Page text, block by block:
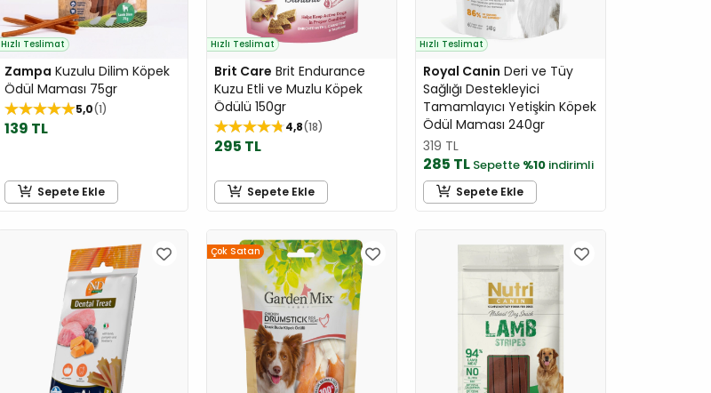
Hızlı Teslimat
Zampa Kuzulu Dilim Köpek
Ödül Maması 75gr
5,0 1
139 TL
Sepete Ekle
Hızlı Teslimat
Brit Care Brit Endurance
Kuzu Etli ve Muzlu Köpek
Ödülü 150gr
4,8 18
295 TL
Sepete Ekle
Hızlı Teslimat
Royal Canin Deri ve Tüy
Sağlığı Destekleyici
Tamamlayıcı Yetişkin Köpek
Ödül Maması 240gr
319 TL
285 TLSepette %10indirimli
Sepete Ekle
Çok Satan